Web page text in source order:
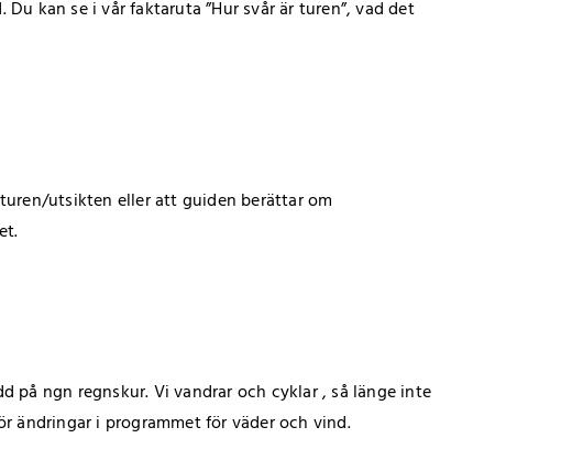
kan se i vår faktaruta ”Hur svår är turen”, vad det
utsikten eller att guiden berättar om
ngn regnskur. Vi vandrar och cyklar , så länge inte
ändringar i programmet för väder och vind.